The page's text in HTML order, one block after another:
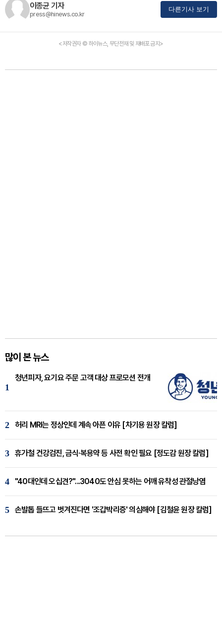
이종균 기자
press@hinews.co.kr
다른기사 보기
<저작권자 © 하이뉴스, 무단전재 및 재배포 금지>
많이 본 뉴스
1
청년피자, 요기요 주문 고객 대상 프로모션 전개
2 허리 MRI는 정상인데 계속 아픈 이유 [차기용 원장 칼럼]
3 휴가철 건강검진, 금식·복용약 등 사전 확인 필요 [정도감 원장 칼럼]
4 "40대인데 오십견?"...3040도 안심 못하는 어깨 유착성 관절낭염
5 손발톱 들뜨고 벗겨진다면 '조갑박리증' 의심해야 [김철윤 원장 칼럼]